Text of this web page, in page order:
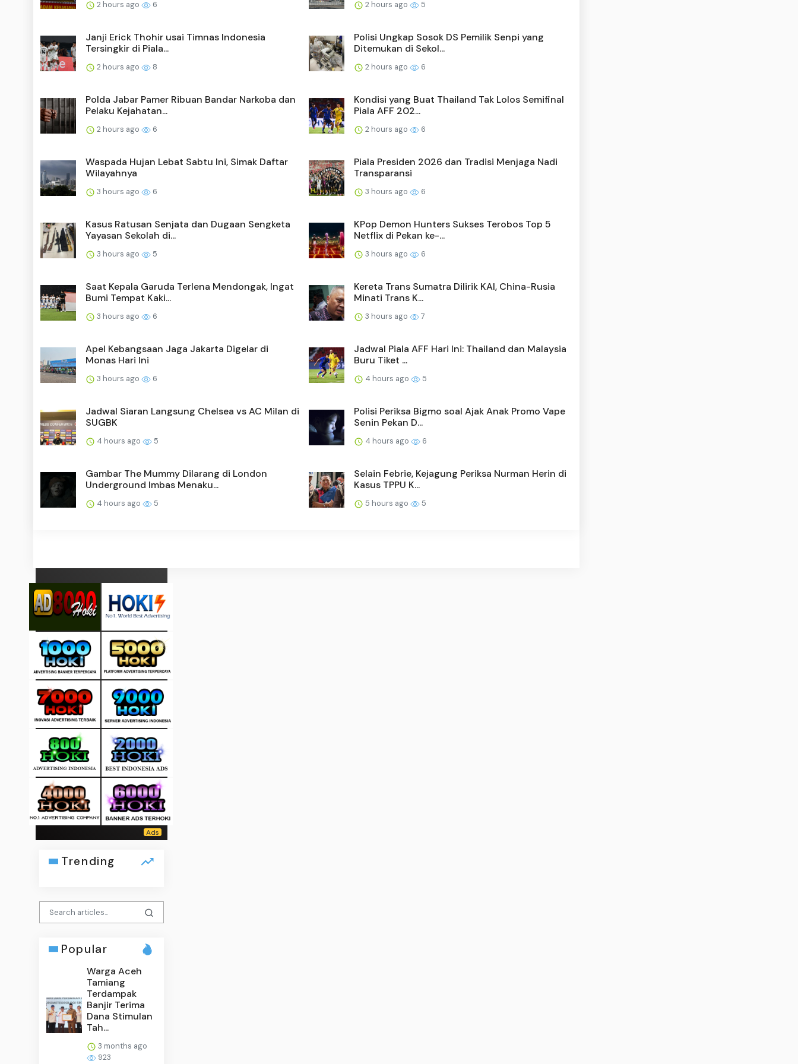
2 hours ago 6 2 hours ago 5
Janji Erick Thohir usai Timnas Indonesia
Tersingkir di Piala...
2 hours ago 8
Polisi Ungkap Sosok DS Pemilik Senpi yang
Ditemukan di Sekol...
2 hours ago 6
Polda Jabar Pamer Ribuan Bandar Narkoba dan
Pelaku Kejahatan...
2 hours ago 6
Kondisi yang Buat Thailand Tak Lolos Semifinal
Piala AFF 202...
2 hours ago 6
Waspada Hujan Lebat Sabtu Ini, Simak Daftar
Wilayahnya
3 hours ago 6
Piala Presiden 2026 dan Tradisi Menjaga Nadi
Transparansi
3 hours ago 6
Kasus Ratusan Senjata dan Dugaan Sengketa
Yayasan Sekolah di...
3 hours ago 5
KPop Demon Hunters Sukses Terobos Top 5
Netflix di Pekan ke-...
3 hours ago 6
Saat Kepala Garuda Terlena Mendongak, Ingat
Bumi Tempat Kaki...
3 hours ago 6
Kereta Trans Sumatra Dilirik KAI, China-Rusia
Minati Trans K...
3 hours ago 7
Apel Kebangsaan Jaga Jakarta Digelar di
Monas Hari Ini
3 hours ago 6
Jadwal Piala AFF Hari Ini: Thailand dan Malaysia
Buru Tiket ...
4 hours ago 5
Jadwal Siaran Langsung Chelsea vs AC Milan di
SUGBK
4 hours ago 5
Polisi Periksa Bigmo soal Ajak Anak Promo Vape
Senin Pekan D...
4 hours ago 6
Gambar The Mummy Dilarang di London
Underground Imbas Menaku...
4 hours ago 5
Selain Febrie, Kejagung Periksa Nurman Herin di
Kasus TPPU K...
5 hours ago 5
Trending
Popular
Warga Aceh
Tamiang
Terdampak
Banjir Terima
Dana Stimulan
Tah...
3 months ago
923